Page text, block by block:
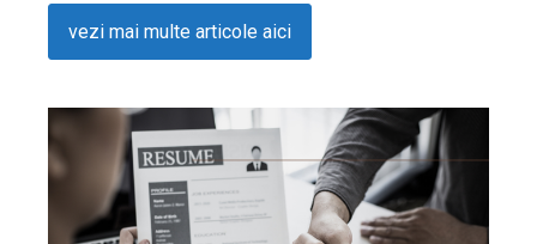
vezi mai multe articole aici